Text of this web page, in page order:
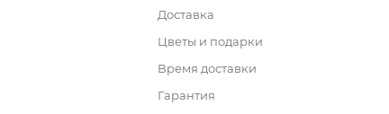
Доставка
Цветы и подарки
Время доставки
Гарантия